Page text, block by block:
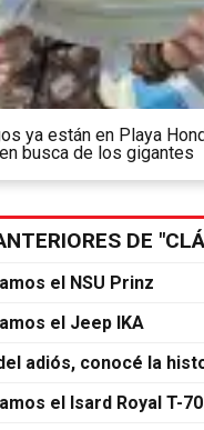
ya están en Playa
busca de los gigantes
DE
el NSU Prinz
el Jeep IKA
adiós, conocé la
el Isard Royal T-